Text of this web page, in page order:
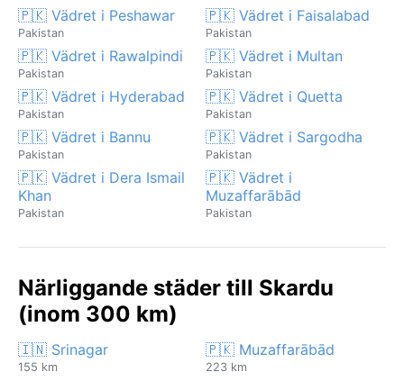
🇵🇰 Vädret i Peshawar
Pakistan
🇵🇰 Vädret i Faisalabad
Pakistan
🇵🇰 Vädret i Rawalpindi
Pakistan
🇵🇰 Vädret i Multan
Pakistan
🇵🇰 Vädret i Hyderabad
Pakistan
🇵🇰 Vädret i Quetta
Pakistan
🇵🇰 Vädret i Bannu
Pakistan
🇵🇰 Vädret i Sargodha
Pakistan
🇵🇰 Vädret i Dera Ismail
Khan
Pakistan
🇵🇰 Vädret i
Muzaffarābād
Pakistan
Närliggande städer till Skardu
(inom 300 km)
🇮🇳 Srinagar
155 km
🇵🇰 Muzaffarābād
223 km